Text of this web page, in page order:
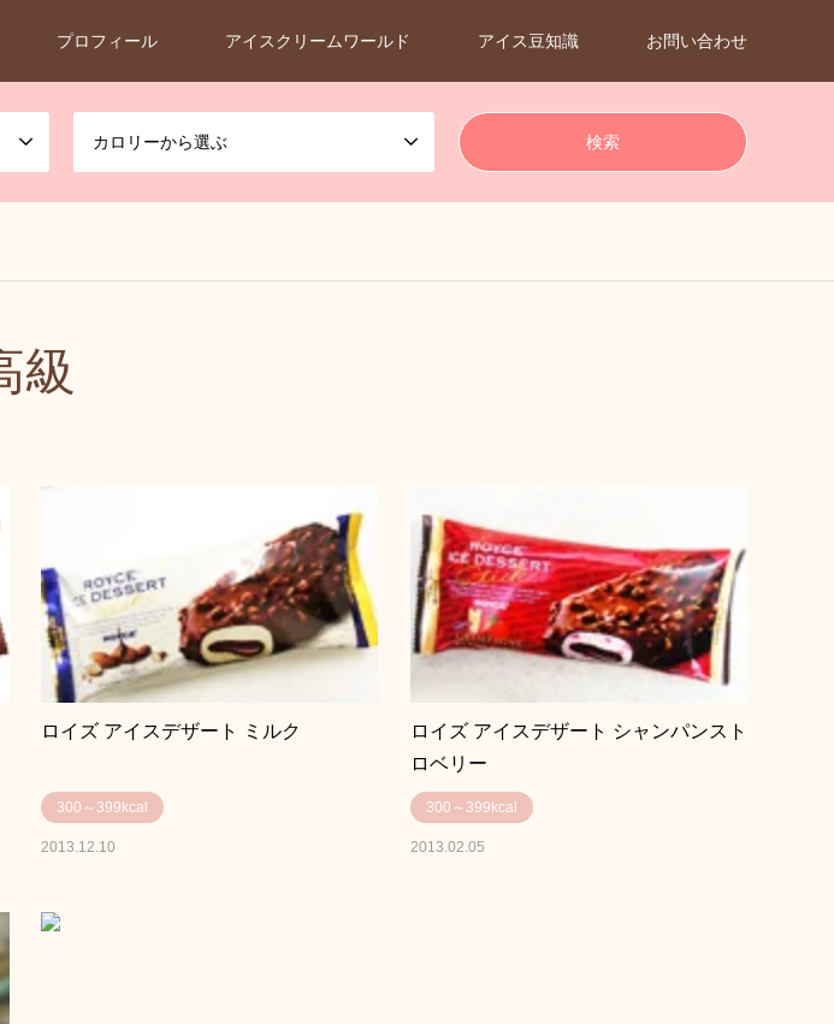
プロフィール アイスクリームワールド アイス豆知識 お問い合わせ
カロリーから選ぶ
級
ロイズ アイスデザート ミルク
300～399kcal
2013.12.10
ロイズ アイスデザート シャンパンスト
ロベリー
300～399kcal
2013.02.05